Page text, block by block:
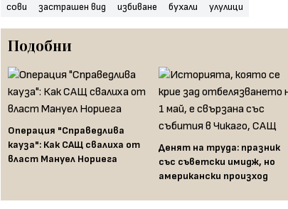
сови застрашен вид избиване бухали улулици
Подобни
Операция "Справедлива
кауза": Как САЩ свалиха от
власт Мануел Нориега
Денят на труда: празник
със съветски имидж, но
американски произход